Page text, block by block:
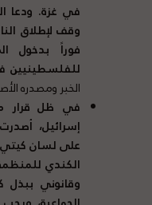
في غزة. ودعا
وقف لإطلاق
فوراً بدخول
للفلسطينيين
الخبر ومصدره
في ظل قرار
إسرائيل،
على لسان كيتي
الكندي
وقانوني